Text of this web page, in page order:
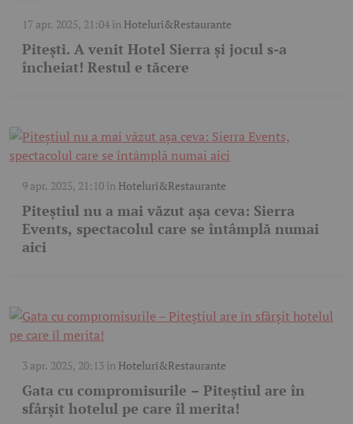
17 apr. 2025, 21:04 în Hoteluri&Restaurante
Pitești. A venit Hotel Sierra și jocul s-a
încheiat! Restul e tăcere
9 apr. 2025, 21:10 în Hoteluri&Restaurante
Piteștiul nu a mai văzut așa ceva: Sierra
Events, spectacolul care se întâmplă numai
aici
3 apr. 2025, 20:13 în Hoteluri&Restaurante
Gata cu compromisurile – Piteștiul are în
sfârșit hotelul pe care îl merita!